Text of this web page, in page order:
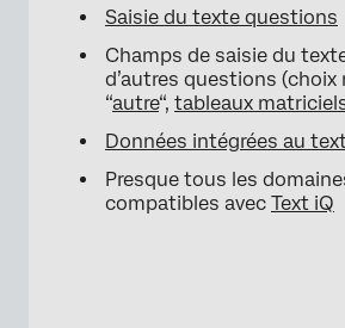
Saisie du texte questions
Champs de saisie du
d’autres questions
“autre“, tableaux
Données intégrées au
Presque tous les
compatibles avec Text iQ